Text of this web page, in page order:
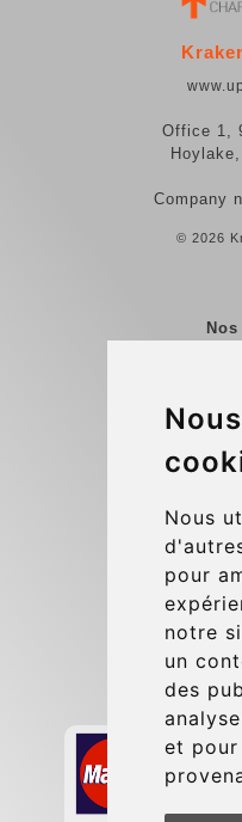
Nous
pour
notre
un
des
et pour
Office 1,
Company
© 2026
Update
Secure